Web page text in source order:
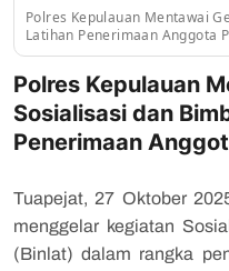
Polres Kepulauan Mentawai
Latihan Penerimaan Anggota
Polres Kepulauan
Sosialisasi dan
Penerimaan
Tuapejat, 27 Oktober
menggelar kegiatan
(Binlat) dalam rangka